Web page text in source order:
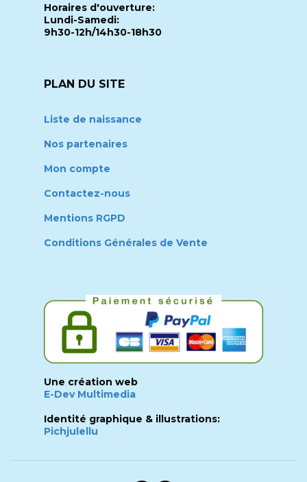
Horaires d'ouverture:
Lundi-Samedi:
9h30-12h/14h30-18h30
PLAN DU SITE
Liste de naissance
Nos partenaires
Mon compte
Contactez-nous
Mentions RGPD
Conditions Générales de Vente
Une création web
E-Dev Multimedia
Identité graphique & illustrations:
Pichjulellu